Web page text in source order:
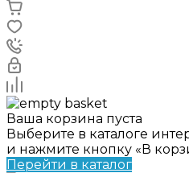
Ваша корзина пуста
Выберите в каталоге
и нажмите кнопку «В
Перейти в каталог